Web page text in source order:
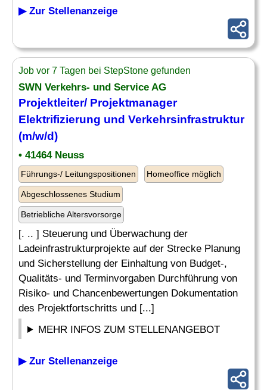
▶ Zur Stellenanzeige
Job vor 7 Tagen bei StepStone gefunden
SWN Verkehrs- und Service AG
Projektleiter/ Projektmanager
Elektrifizierung und Verkehrsinfrastruktur
(m/w/d)
• 41464 Neuss
Führungs-/ Leitungspositionen Homeoffice möglich
Abgeschlossenes Studium
Betriebliche Altersvorsorge
[. .. ] Steuerung und Überwachung der
Ladeinfrastrukturprojekte auf der Strecke Planung
und Sicherstellung der Einhaltung von Budget-,
Qualitäts- und Terminvorgaben Durchführung von
Risiko- und Chancenbewertungen Dokumentation
des Projektfortschritts und [...]
MEHR INFOS ZUM STELLENANGEBOT
▶ Zur Stellenanzeige